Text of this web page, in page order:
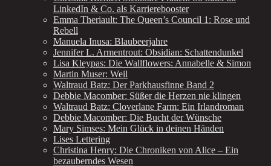
LinkedIn & Co. als Karrierebooster
Emma Theriault: The Queen’s Council 1: Rose und
Rebell
Manuela Inusa: Blaubeerjahre
Jennifer L. Armentrout: Obsidian: Schattendunkel
Lisa Kleypas: Die Wallflowers: Annabelle & Simon
Martin Muser: Weil
Waltraud Batz: Der Parkhausfinne Band 2
Debbie Macomber: Süßer die Herzen nie klingen
Waltraud Batz: Cloverlane Farm: Ein Irlandroman
Debbie Macomber: Die Bucht der Wünsche
Mary Simses: Mein Glück in deinen Händen
Lises Lettering
Christina Henry: Die Chroniken von Alice – Ein
bezauberndes Wesen